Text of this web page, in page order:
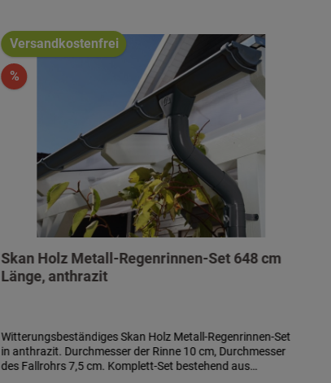
Versandkostenfrei
%
Skan Holz Metall-Regenrinnen-Set 648 cm
Länge, anthrazit
Witterungsbeständiges Skan Holz Metall-Regenrinnen-Set
in anthrazit. Durchmesser der Rinne 10 cm, Durchmesser
des Fallrohrs 7,5 cm. Komplett-Set bestehend aus